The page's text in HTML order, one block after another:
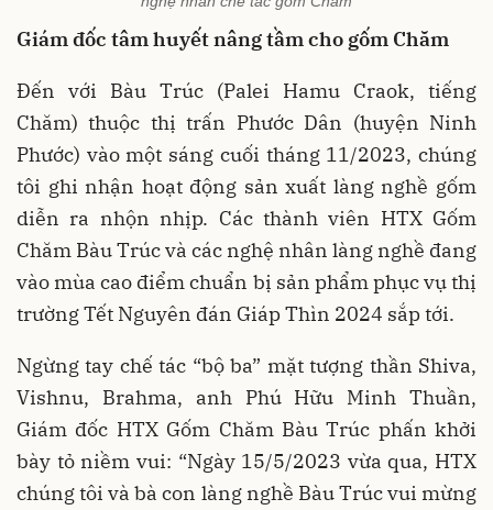
Giám đốc tâm huyết nâng tầm cho gốm Chăm
Đến với Bàu Trúc (Palei Hamu Craok, tiếng
Chăm) thuộc thị trấn Phước Dân (huyện Ninh
Phước) vào một sáng cuối tháng 11/2023, chúng
tôi ghi nhận hoạt động sản xuất làng nghề gốm
diễn ra nhộn nhịp. Các thành viên HTX Gốm
Chăm Bàu Trúc và các nghệ nhân làng nghề đang
vào mùa cao điểm chuẩn bị sản phẩm phục vụ thị
trường Tết Nguyên đán Giáp Thìn 2024 sắp tới.
Ngừng tay chế tác “bộ ba” mặt tượng thần Shiva,
Vishnu, Brahma, anh Phú Hữu Minh Thuần,
Giám đốc HTX Gốm Chăm Bàu Trúc phấn khởi
bày tỏ niềm vui: “Ngày 15/5/2023 vừa qua, HTX
chúng tôi và bà con làng nghề Bàu Trúc vui mừng